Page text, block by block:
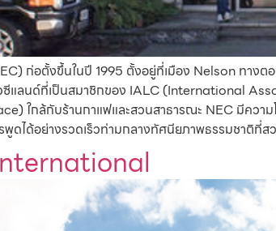
ก่อตั้งขึ้นในปี 1995 ตั้งอยู่ที่เมือง Nelson ทางต
นิวซีแลนด์ที่เป็นสมาชิกของ IALC (International
ใกล้กับร้านกาแฟและสวนสาธารณะ NEC มีควา
ดได้อย่างรวดเร็วท่ามกลางทัศนียภาพธรรมชาติที่